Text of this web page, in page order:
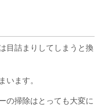
目詰まりしてしまうと換
います。
の掃除はとっても大変に